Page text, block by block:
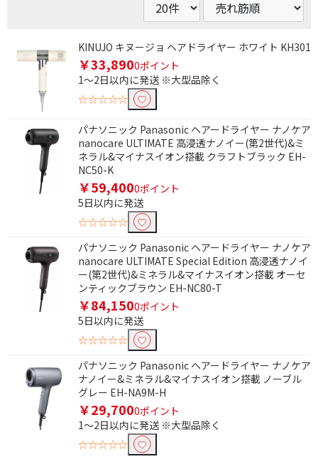
KINUJO キヌージョ ヘアドライヤー ホワイト KH301
￥33,8900ポイント
1～2日以内に発送 ※大型品除く
☆☆☆☆☆
パナソニック Panasonic ヘアードライヤー ナノケア
nanocare ULTIMATE 高浸透ナノイー(第2世代)&ミ
ネラル&マイナスイオン搭載 クラフトブラック EH-
NC50-K
￥59,4000ポイント
5日以内に発送
☆☆☆☆☆
パナソニック Panasonic ヘアードライヤー ナノケア
nanocare ULTIMATE Special Edition 高浸透ナノイ
ー(第2世代)&ミネラル&マイナスイオン搭載 オーセ
ンティックブラウン EH-NC80-T
￥84,1500ポイント
5日以内に発送
☆☆☆☆☆
パナソニック Panasonic ヘアードライヤー ナノケア
ナノイー&ミネラル&マイナスイオン搭載 ノーブル
グレー EH-NA9M-H
￥29,7000ポイント
1～2日以内に発送 ※大型品除く
☆☆☆☆☆